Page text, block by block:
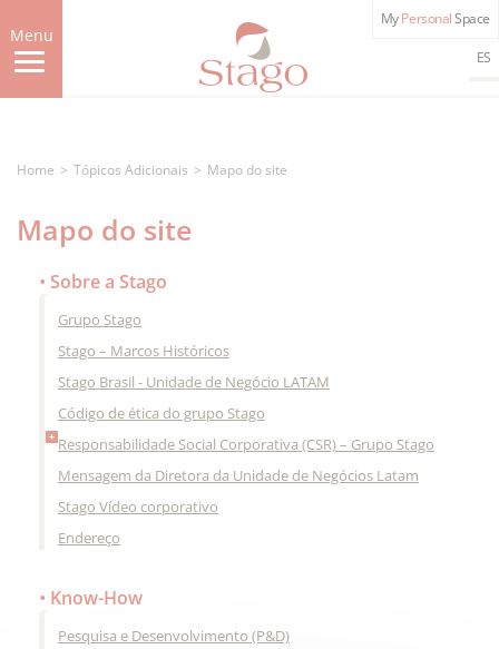
to
main
content
Menu
MyPersonalSpace
ES
Home Tópicos Adicionais Mapo do site
Mapo do site
Sobre a Stago
Grupo Stago
Stago – Marcos Históricos
Stago Brasil - Unidade de Negócio LATAM
Código de ética do grupo Stago
Responsabilidade Social Corporativa (CSR) – Grupo Stago
Mensagem da Diretora da Unidade de Negócios Latam
Stago Vídeo corporativo
Endereço
Know-How
Pesquisa e Desenvolvimento (P&D)